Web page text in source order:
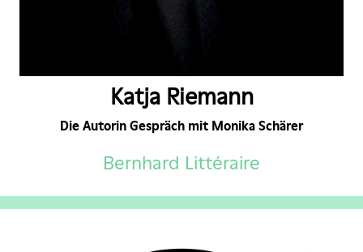
Katja Riemann
Die Autorin Gespräch mit Monika Schärer
Bernhard Littéraire